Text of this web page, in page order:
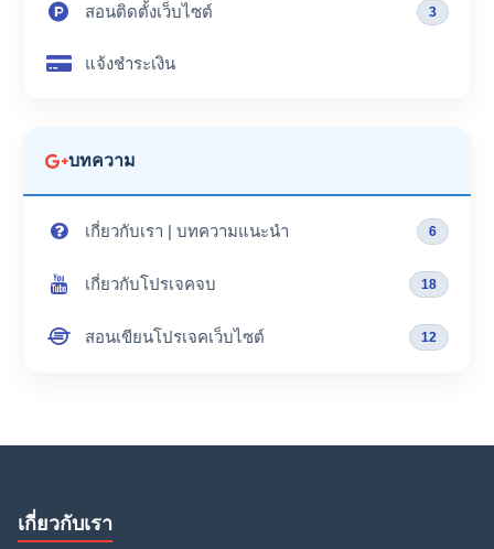
สอนติดตั้งเว็บไซต์ 3
แจ้งชำระเงิน
บทความ
เกี่ยวกับเรา | บทความแนะนำ 6
เกี่ยวกับโปรเจคจบ 18
สอนเขียนโปรเจคเว็บไซต์ 12
เกี่ยวกับเรา